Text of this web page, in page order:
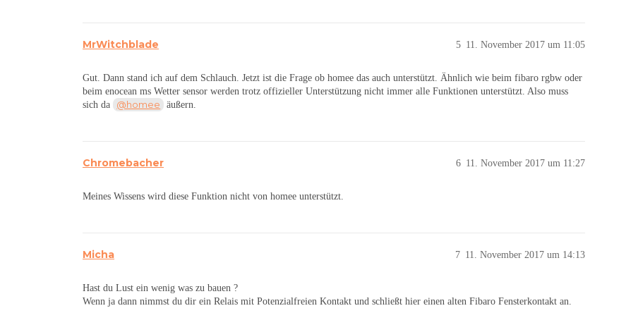
MrWitchblade 11. November 2017 um 11:05
5
Gut. Dann stand ich auf dem Schlauch. Jetzt ist die Frage ob homee das auch unterstützt. Ähnlich wie beim fibaro rgbw oder
beim enocean ms Wetter sensor werden trotz offizieller Unterstützung nicht immer alle Funktionen unterstützt. Also muss
sich da
@homee äußern.
Chromebacher 11. November 2017 um 11:27
6
Meines Wissens wird diese Funktion nicht von homee unterstützt.
Micha 11. November 2017 um 14:13
7
Hast du Lust ein wenig was zu bauen ?
Wenn ja dann nimmst du dir ein Relais mit Potenzialfreien Kontakt und schließt hier einen alten Fibaro Fensterkontakt an.